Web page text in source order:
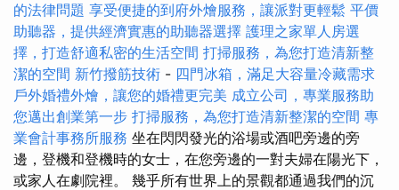
的法律問題 享受便捷的到府外燴服務，讓派對更輕鬆 平價
助聽器，提供經濟實惠的助聽器選擇 護理之家單人房選
擇，打造舒適私密的生活空間 打掃服務，為您打造清新整
潔的空間 新竹撥筋技術 - 四門冰箱，滿足大容量冷藏需求
戶外婚禮外燴，讓您的婚禮更完美 成立公司，專業服務助
您邁出創業第一步 打掃服務，為您打造清新整潔的空間 專
業會計事務所服務 坐在閃閃發光的浴場或酒吧旁邊的旁
邊，登機和登機時的女士，在您旁邊的一對夫婦在陽光下，
或家人在劇院裡。 幾乎所有世界上的景觀都通過我們的沉